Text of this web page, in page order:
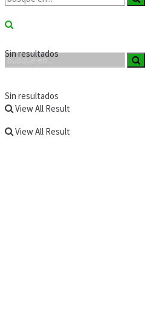
Sin resultados
View All Result
Sin resultados
View All Result